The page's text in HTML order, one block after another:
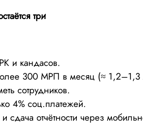
три
и кандасов.
300 МРП в месяц (≈ 1,2–1,3
сотрудников.
4% соц.платежей.
сдача отчётности через